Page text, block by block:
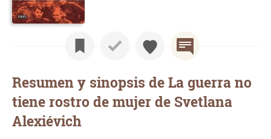
Resumen y sinopsis de La guerra no
tiene rostro de mujer de Svetlana
Alexiévich